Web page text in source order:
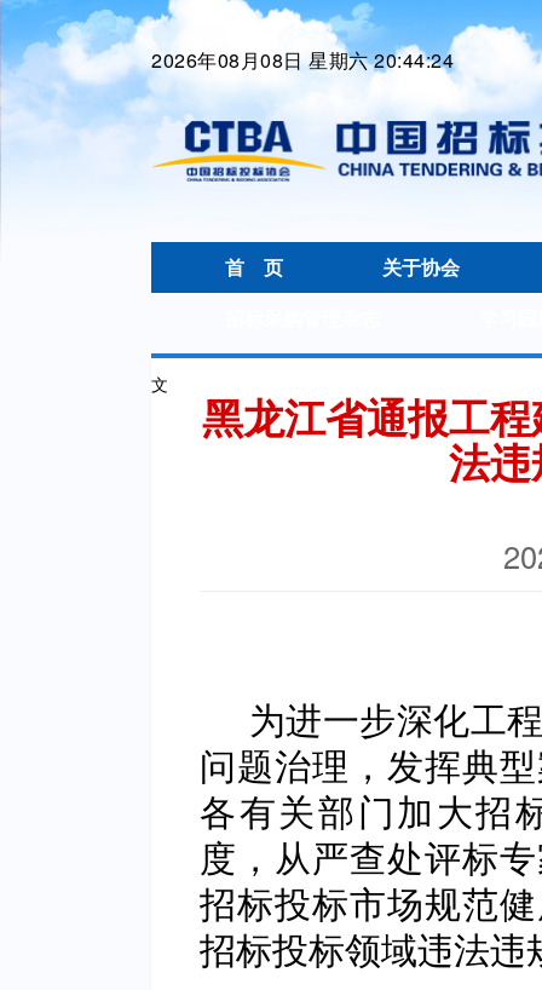
2026年08月08日 星期六 20:44:25
首 页
关于协会
文
黑龙江省通报工
法
为进一步深化工
问题治理，发挥典
各有关部门加大招
度，从严查处评标
招标投标市场规范
招标投标领域违法违